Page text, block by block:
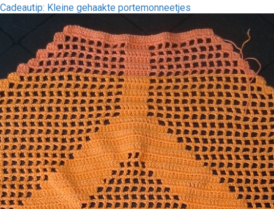
Cadeautip: Kleine gehaakte portemonneetjes